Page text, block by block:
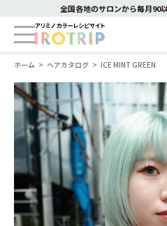
全国各地のサロンから毎月90
ホーム ヘアカタログ ICE MINT GREEN